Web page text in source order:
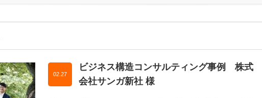
ビジネス構造コンサルティング事例 株式
会社サンガ新社 様
02.27